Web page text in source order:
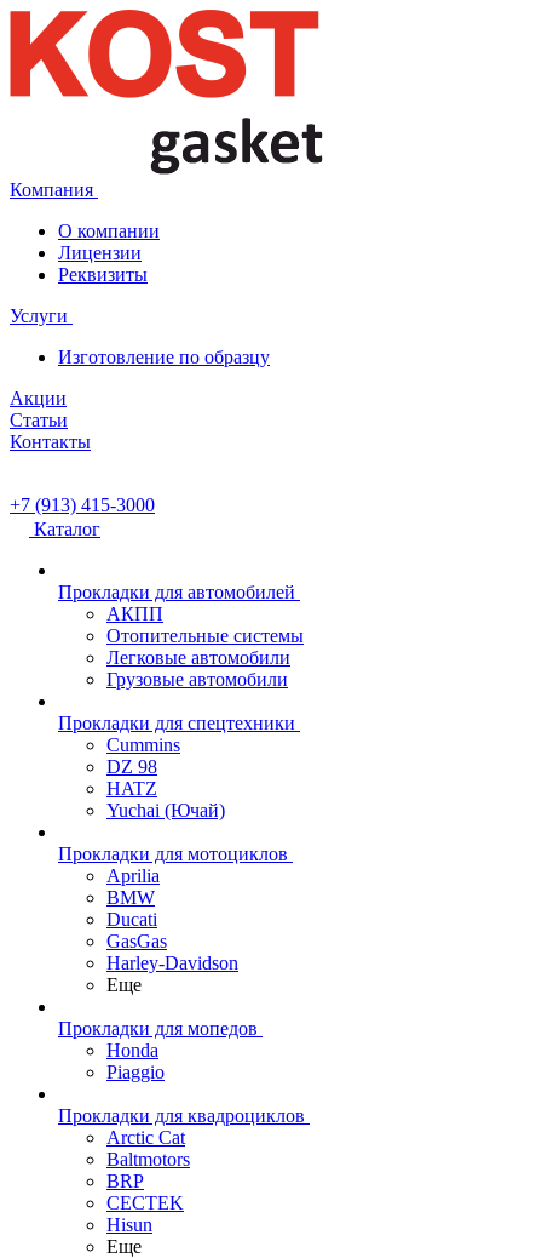
Компания
О компании
Лицензии
Реквизиты
Услуги
Изготовление по образцу
Акции
Статьи
Контакты
+7 (913) 415-3000
Каталог
Прокладки для автомобилей
АКПП
Отопительные системы
Легковые автомобили
Грузовые автомобили
Прокладки для спецтехники
Cummins
DZ 98
HATZ
Yuchai (Ючай)
Прокладки для мотоциклов
Aprilia
BMW
Ducati
GasGas
Harley-Davidson
Еще
Прокладки для мопедов
Honda
Piaggio
Прокладки для квадроциклов
Arctic Cat
Baltmotors
BRP
CECTEK
Hisun
Еще